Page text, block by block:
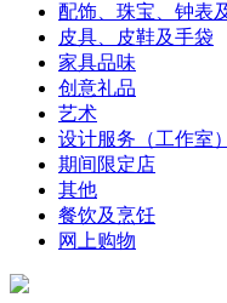
配饰、珠宝、钟表
皮具、皮鞋及手袋
家具品味
创意礼品
艺术
设计服务（工作室）
期间限定店
其他
餐饮及烹饪
网上购物